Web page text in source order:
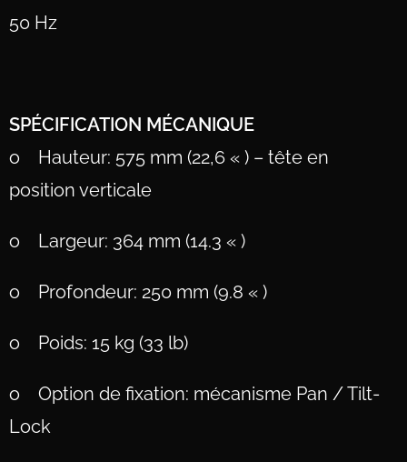
50 Hz
SPÉCIFICATION MÉCANIQUE
o Hauteur: 575 mm (22,6 « ) – tête en
position verticale
o Largeur: 364 mm (14.3 « )
o Profondeur: 250 mm (9.8 « )
o Poids: 15 kg (33 lb)
o Option de fixation: mécanisme Pan / Tilt-
Lock